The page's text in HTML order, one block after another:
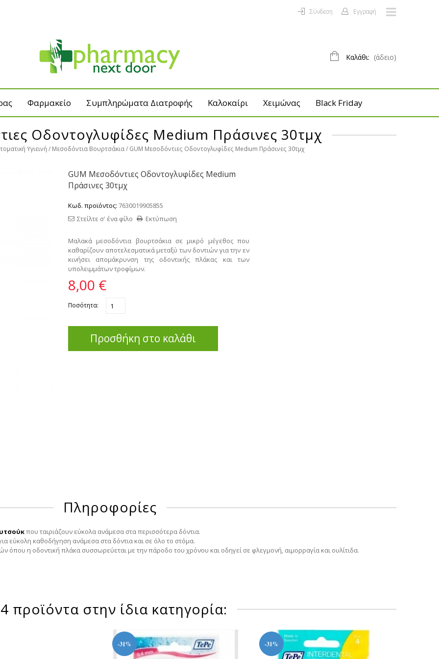
Σύνδεση Εγγραφή
Καλάθι: (άδειο)
Φαρμακείο Συμπληρώματα Διατροφής Καλοκαίρι Χειμώνας Black Friday
Οδοντογλυφίδες Medium Πράσινες 30τμχ
Υγιεινή Μεσοδόντια Βουρτσάκια GUM Μεσοδόντιες Οδοντογλυφίδες Medium Πράσινες 30τμχ
GUM Μεσοδόντιες Οδοντογλυφίδες Medium
Πράσινες 30τμχ
Κωδ. προϊόντος: 7630019905855
Εκτύπωση
Στείλτε σ' ένα φίλο
Μαλακά μεσοδόντια βουρτσάκια σε μικρό μέγεθος που
καθαρίζουν αποτελεσματικά μεταξύ των δοντιών για την εν
κινήσει απομάκρυνση της οδοντικής πλάκας και των
υπολειμμάτων τροφίμων.
8,00 €
Ποσότητα:
Προσθήκη στο καλάθι
Πληροφορίες
που ταιριάζουν εύκολα ανάμεσα στα περισσότερα δόντια.
εύκολη καθοδήγηση ανάμεσα στα δόντια και σε όλο το στόμα.
όπου η οδοντική πλάκα συσσωρεύεται με την πάροδο του χρόνου και οδηγεί σε φλεγμονή, αιμορραγία και ουλίτιδα.
προϊόντα στην ίδια κατηγορία:
-31% -31%